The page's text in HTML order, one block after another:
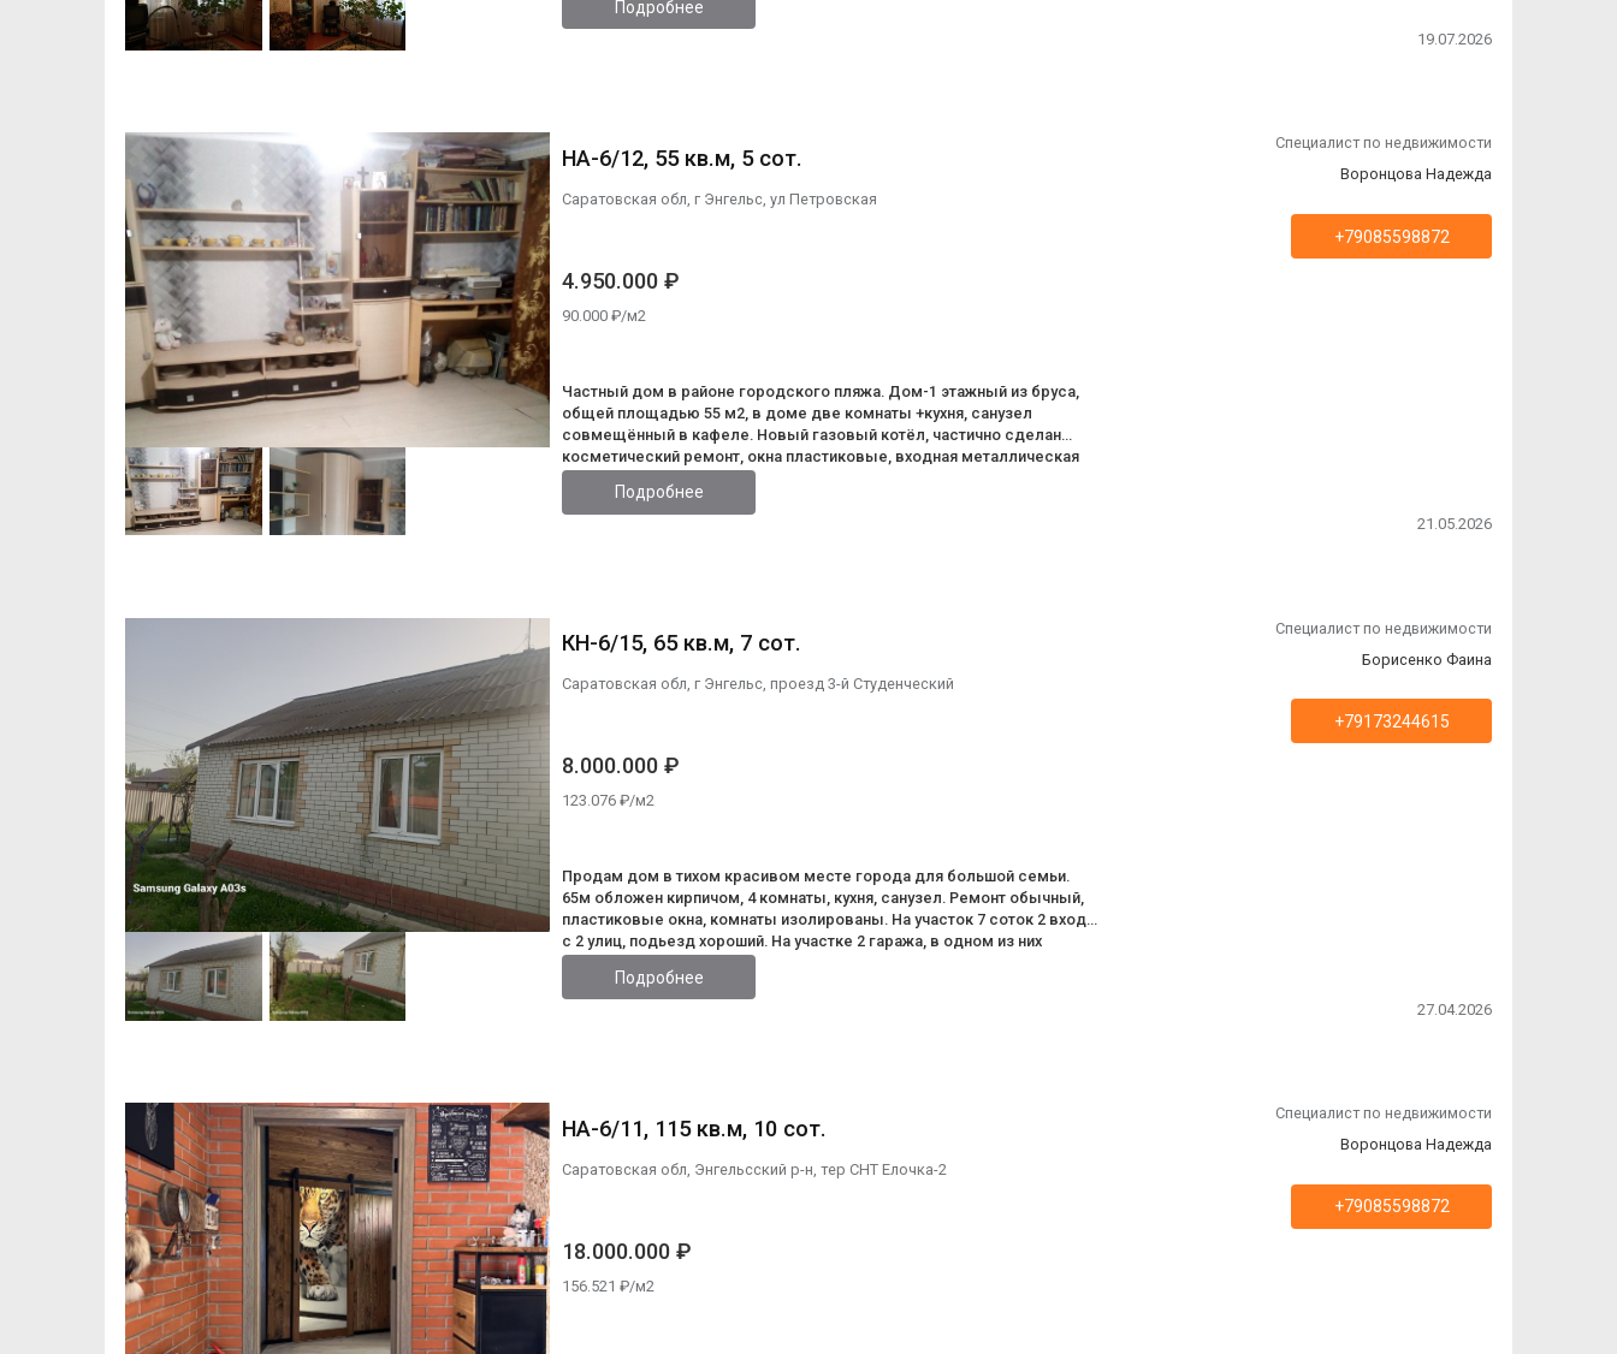
части-зал, темная комната и кухня, туалет на улице. Дом можно
от дома школа, детский садик ,магазины, хорошая транспортная
собственности больше 5 лет. Рассмотрим любой вид расчета.
Подробнее
19.07.2026
НА-6/12, 55 кв.м, 5 сот.
Саратовская обл, г Энгельс, ул Петровская
4.950.000 ₽
90.000 ₽/м2
Частный дом в районе городского пляжа. Дом-1 этажный из бруса,
общей площадью 55 м2, в доме две комнаты +кухня, санузел
совмещённый в кафеле. Новый газовый котёл, частично сделан
косметический ремонт, окна пластиковые, входная металлическая
дверь, новая крыша. Участок 5 соток, на участке имеется 2-этажный
гараж на 2 авто, погреб, смотровая яма. Баня на дровах.
Подробнее
Специалист по недвижимости
Воронцова Надежда
+79085598872
21.05.2026
КН-6/15, 65 кв.м, 7 сот.
Саратовская обл, г Энгельс, проезд 3-й Студенческий
8.000.000 ₽
123.076 ₽/м2
Продам дом в тихом красивом месте города для большой семьи.
65м обложен кирпичом, 4 комнаты, кухня, санузел. Ремонт обычный,
пластиковые окна, комнаты изолированы. На участок 7 соток 2 входа
с 2 улиц, подьезд хороший. На участке 2 гаража, в одном из них
смотровая яма для авто, рядом баня и навес с зоной барбекю. Над
баней и гаражом на 2 этаже комната отдыха. На участке яблоня,
Подробнее
Специалист по недвижимости
Борисенко Фаина
+79173244615
27.04.2026
НА-6/11, 115 кв.м, 10 сот.
Саратовская обл, Энгельсский р-н, тер СНТ Елочка-2
18.000.000 ₽
156.521 ₽/м2
Специалист по недвижимости
Воронцова Надежда
+79085598872